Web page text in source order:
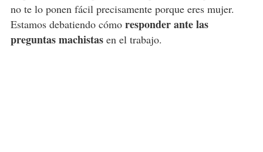
no te lo ponen fácil precisamente porque eres mujer.
Estamos debatiendo cómo responder ante las
preguntas machistasen el trabajo.